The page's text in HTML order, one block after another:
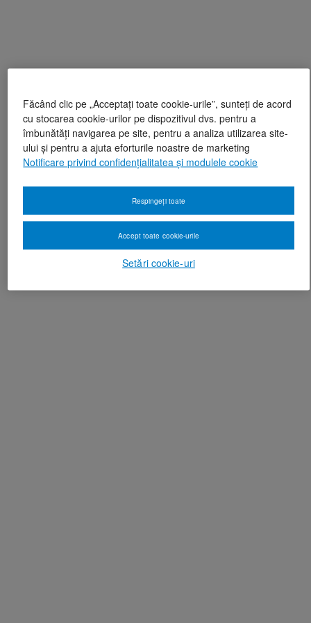
Făcând clic pe „Acceptați toate cookie-urile”, sunteți de acord
cu stocarea cookie-urilor pe dispozitivul dvs. pentru a
îmbunătăți navigarea pe site, pentru a analiza utilizarea site-
ului și pentru a ajuta eforturile noastre de marketing
Notificare privind confidențialitatea și modulele cookie
Setări cookie-uri
Respingeți toate
Accept toate cookie-urile